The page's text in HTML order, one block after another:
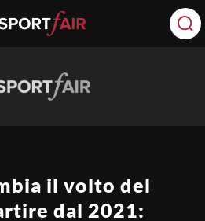
il volto del
dal 2021: